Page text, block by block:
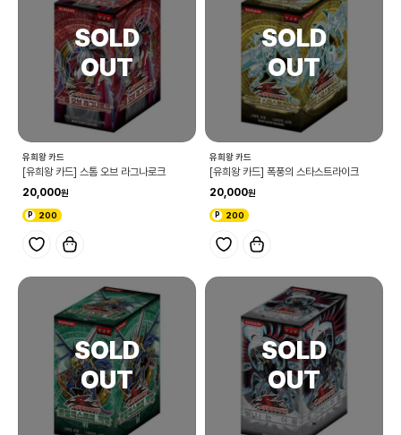
유희왕 카드
[유희왕 카드] 스톰 오브 라그나로크
20,000
200
유희왕 카드
[유희왕 카드] 폭풍의 스타스트라이크
20,000
200